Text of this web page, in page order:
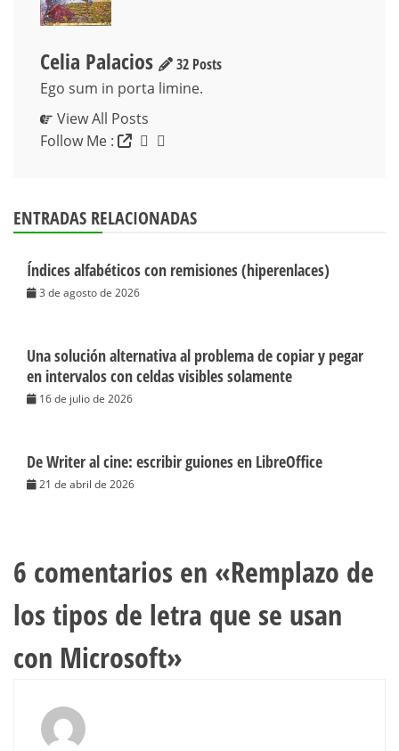
Celia Palacios
32 Posts
Ego sum in porta limine.
View All Posts
Follow Me :
ENTRADAS RELACIONADAS
Índices alfabéticos con remisiones (hiperenlaces)
3 de agosto de 2026
Una solución alternativa al problema de copiar y pegar
en intervalos con celdas visibles solamente
16 de julio de 2026
De Writer al cine: escribir guiones en LibreOffice
21 de abril de 2026
6 comentarios en «Remplazo de
los tipos de letra que se usan
con Microsoft»